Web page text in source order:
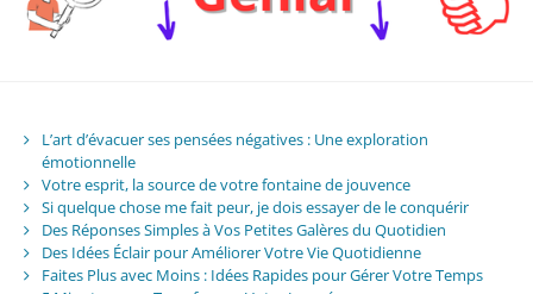
L’art d’évacuer ses pensées négatives : Une exploration
émotionnelle
Votre esprit, la source de votre fontaine de jouvence
Si quelque chose me fait peur, je dois essayer de le conquérir
Des Réponses Simples à Vos Petites Galères du Quotidien
Des Idées Éclair pour Améliorer Votre Vie Quotidienne
Faites Plus avec Moins : Idées Rapides pour Gérer Votre Temps